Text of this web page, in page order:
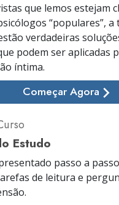
que lemos estejam
“populares”, a
verdadeiras
podem ser aplicadas
íntima.
Começar Agora
Estudo
passo a
de leitura e